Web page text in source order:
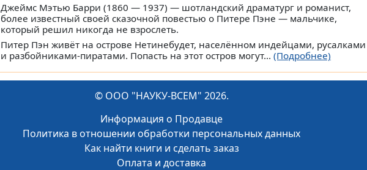
Джеймс Мэтью Барри (1860 — 1937) — шотландский драматург и романист,
более известный своей сказочной повестью о Питере Пэне — мальчике,
который решил никогда не взрослеть.
Питер Пэн живёт на острове Нетинебудет, населённом индейцами, русалками
и разбойниками-пиратами. Попасть на этот остров могут... (Подробнее)
© ООО "НАУКУ-ВСЕМ" 2026.
Информация о Продавце
Политика в отношении обработки персональных данных
Как найти книги и сделать заказ
Оплата и доставка